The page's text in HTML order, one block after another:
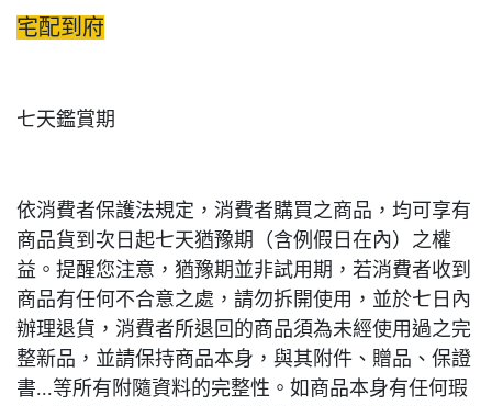
宅配到府
七天鑑賞期
依消費者保護法規定，消費者購買之商品，均可享有
商品貨到次日起七天猶豫期（含例假日在內）之權
益。提醒您注意，猶豫期並非試用期，若消費者收到
商品有任何不合意之處，請勿拆開使用，並於七日內
辦理退貨，消費者所退回的商品須為未經使用過之完
整新品，並請保持商品本身，與其附件、贈品、保證
書...等所有附隨資料的完整性。如商品本身有任何瑕